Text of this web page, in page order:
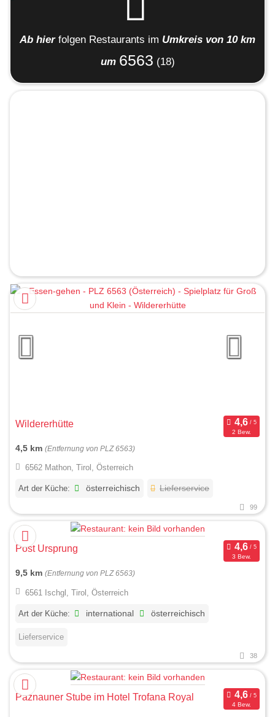
Ab hier folgen Restaurants im Umkreis von 10 km
um 6563 (18)
Wildererhütte
2 Bew.
4,5 km (Entfernung von PLZ 6563)
6562 Mathon, Tirol, Österreich
Art der Küche: österreichisch Lieferservice
99
Post Ursprung
3 Bew.
9,5 km (Entfernung von PLZ 6563)
6561 Ischgl, Tirol, Österreich
Art der Küche: international österreichisch
Lieferservice
38
Paznauner Stube im Hotel Trofana Royal
4 Bew.